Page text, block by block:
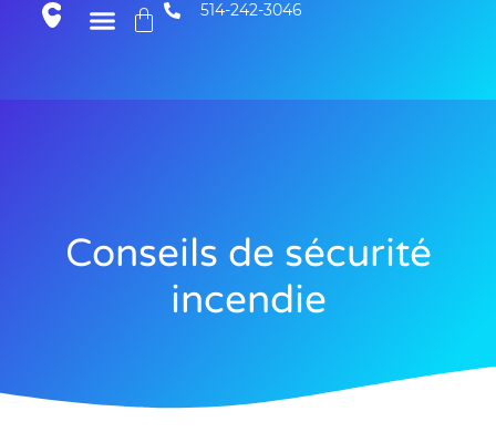
514-242-3046
Conseils de sécurité
incendie